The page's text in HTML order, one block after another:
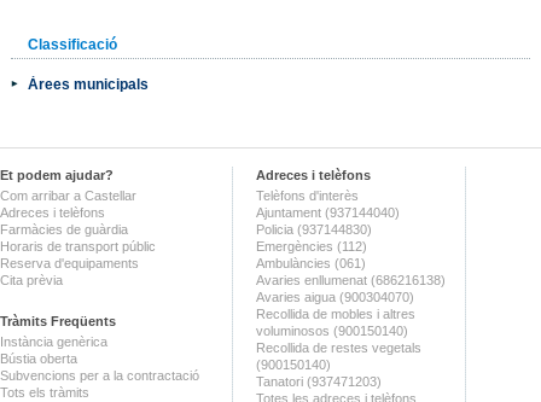
Classificació
Àrees municipals
Et podem ajudar?
Com arribar a Castellar
Adreces i telèfons
Farmàcies de guàrdia
Horaris de transport públic
Reserva d'equipaments
Cita prèvia
Tràmits Freqüents
Instància genèrica
Bústia oberta
Subvencions per a la contractació
Tots els tràmits
Adreces i telèfons
Telèfons d'interès
Ajuntament (937144040)
Policia (937144830)
Emergències (112)
Ambulàncies (061)
Avaries enllumenat (686216138)
Avaries aigua (900304070)
Recollida de mobles i altres
voluminosos (900150140)
Recollida de restes vegetals
(900150140)
Tanatori (937471203)
Totes les adreces i telèfons